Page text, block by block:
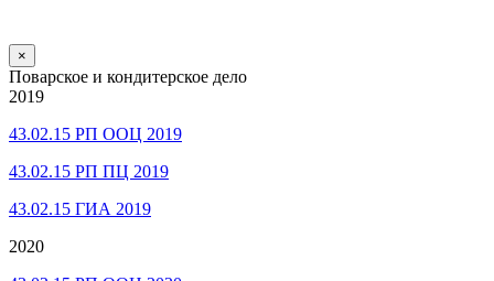
×
Поварское и кондитерское дело
2019
43.02.15 РП ООЦ 2019
43.02.15 РП ПЦ 2019
43.02.15 ГИА 2019
2020